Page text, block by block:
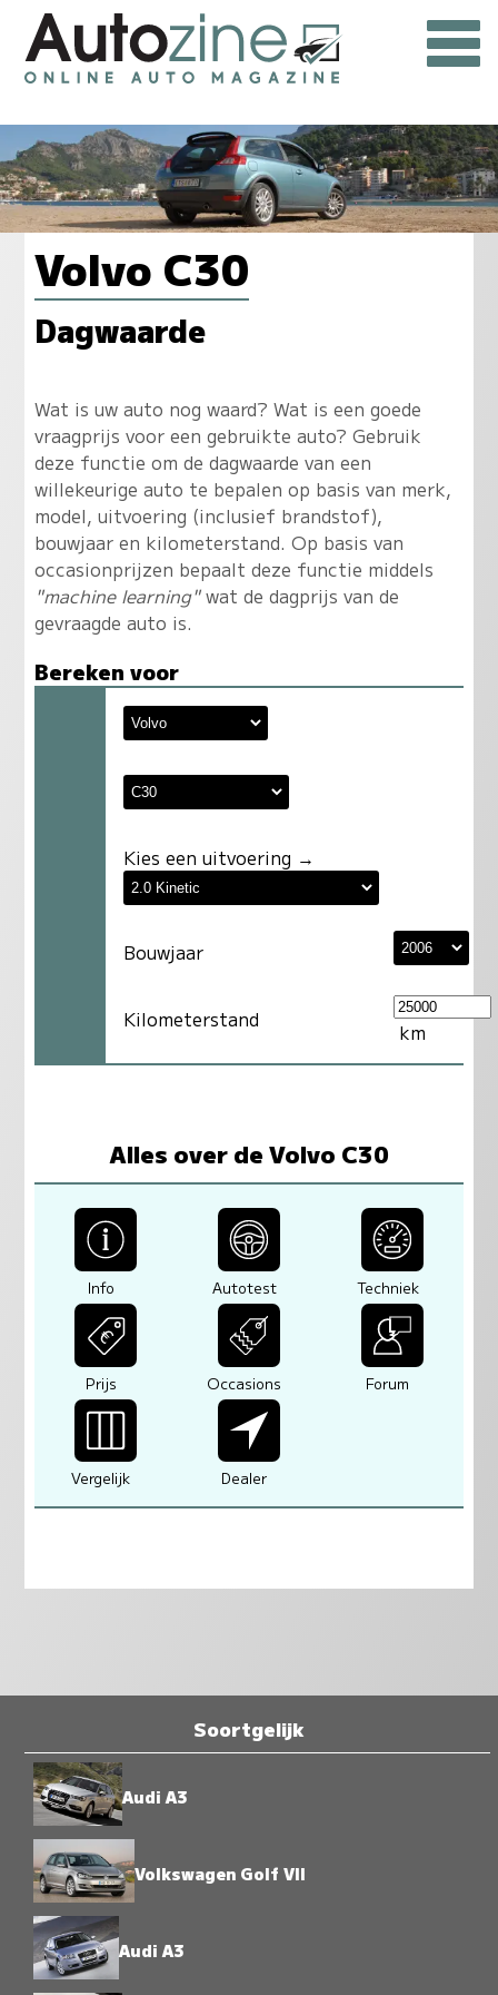
Volvo C30
Dagwaarde
Wat is uw auto nog waard? Wat is een goede
vraagprijs voor een gebruikte auto? Gebruik
deze functie om de dagwaarde van een
willekeurige auto te bepalen op basis van merk,
model, uitvoering (inclusief brandstof),
bouwjaar en kilometerstand. Op basis van
occasionprijzen bepaalt deze functie middels
"machine learning"wat de dagprijs van de
gevraagde auto is.
Bereken voor
Kies een uitvoering →
Bouwjaar
Kilometerstand
km
Alles over de Volvo C30
Info Autotest Techniek
Prijs Occasions Forum
Vergelijk Dealer
Soortgelijk
Audi A3
Volkswagen Golf VII
Audi A3